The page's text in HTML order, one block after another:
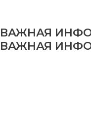
ВАЖНАЯ
ВАЖНАЯ